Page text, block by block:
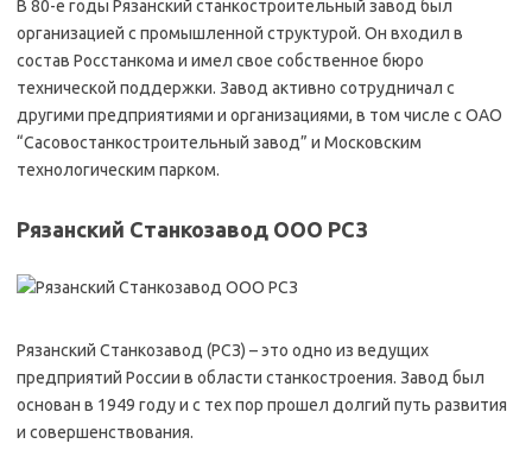
В 80-е годы Рязанский станкостроительный завод был
организацией с промышленной структурой. Он входил в
состав Росстанкома и имел свое собственное бюро
технической поддержки. Завод активно сотрудничал с
другими предприятиями и организациями, в том числе с ОАО
“Сасовостанкостроительный завод” и Московским
технологическим парком.
Рязанский Станкозавод ООО РСЗ
Рязанский Станкозавод (РСЗ) – это одно из ведущих
предприятий России в области станкостроения. Завод был
основан в 1949 году и с тех пор прошел долгий путь развития
и совершенствования.